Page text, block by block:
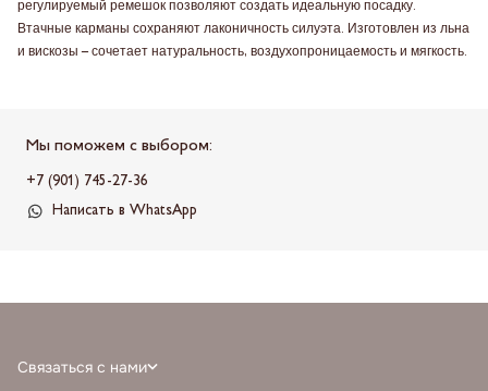
регулируемый ремешок позволяют создать идеальную посадку.
Втачные карманы сохраняют лаконичность силуэта. Изготовлен из льна
и вискозы – сочетает натуральность, воздухопроницаемость и мягкость.
Мы поможем с выбором:
+7 (901) 745-27-36
Написать в WhatsApp
Связаться с нами